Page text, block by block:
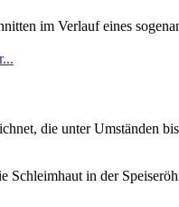
im Verlauf eines
die unter Umständen
Schleimhaut in der